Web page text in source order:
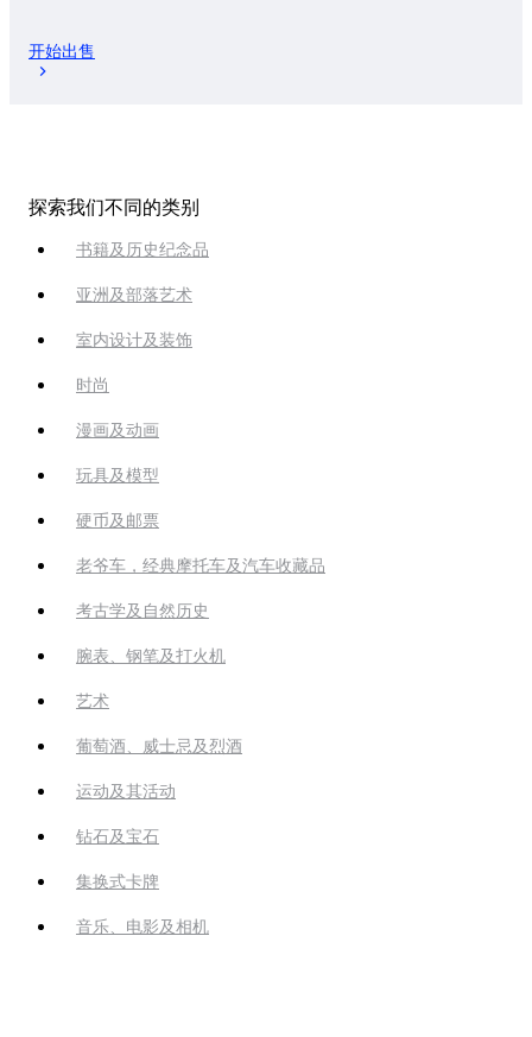
开始出售
探索我们不同的类别
书籍及历史纪念品
亚洲及部落艺术
室内设计及装饰
时尚
漫画及动画
玩具及模型
硬币及邮票
老爷车，经典摩托车及汽车收藏品
考古学及自然历史
腕表、钢笔及打火机
艺术
葡萄酒、威士忌及烈酒
运动及其活动
钻石及宝石
集换式卡牌
音乐、电影及相机